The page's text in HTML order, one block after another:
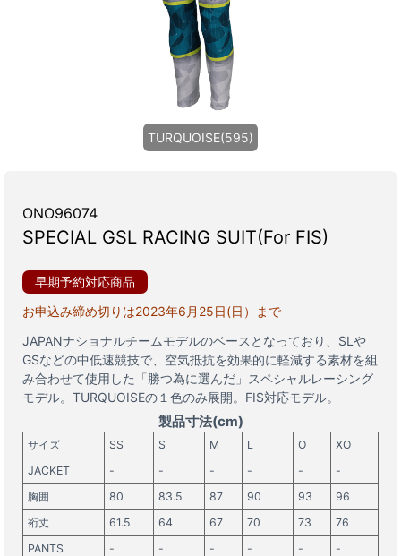
TURQUOISE(595)
ONO96074
SPECIAL GSL RACING SUIT(For FIS)
早期予約対応商品
お申込み締め切りは2023年6月25日(日）まで
JAPANナショナルチームモデルのベースとなっており、SLや
GSなどの中低速競技で、空気抵抗を効果的に軽減する素材を組
み合わせて使用した「勝つ為に選んだ」スペシャルレーシング
モデル。TURQUOISEの１色のみ展開。FIS対応モデル。
製品寸法(cm)
サイズ SS S M L O
XO
JACKET
- - - - -
-
胸囲
80 83.5 87 90 93
96
裄丈
61.5 64 67 70 73
76
PANTS
- - - - -
-